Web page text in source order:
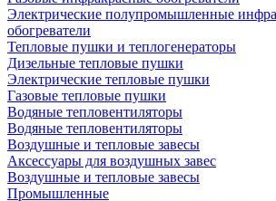
Электрические полупромышленные
обогреватели
Тепловые пушки и теплогенераторы
Дизельные тепловые пушки
Электрические тепловые пушки
Газовые тепловые пушки
Водяные тепловентиляторы
Водяные тепловентиляторы
Воздушные и тепловые завесы
Аксессуары для воздушных завес
Воздушные и тепловые завесы
Промышленные